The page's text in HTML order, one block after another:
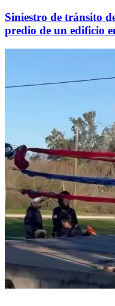
Siniestro de tránsito
predio de un edificio